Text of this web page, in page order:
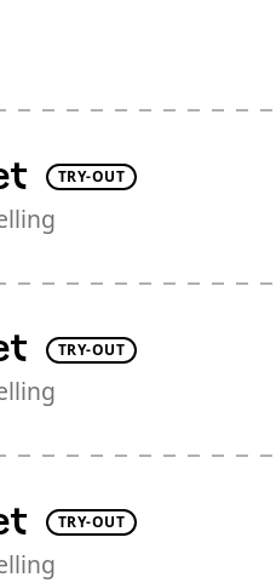
TRY-OUT
TRY-OUT
TRY-OUT